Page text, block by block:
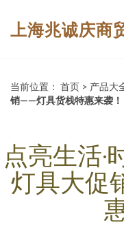
上海兆诚庆商
当前位置： 首页 > 产品大
销——灯具货栈特惠来袭！
点亮生活·
灯具大促